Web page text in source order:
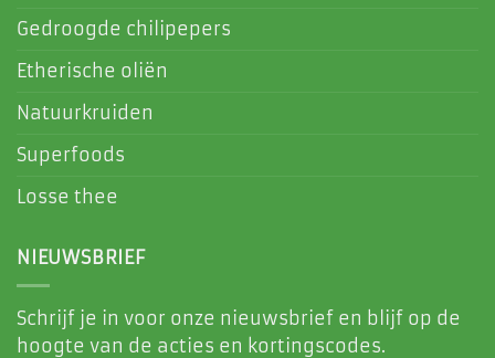
Gedroogde chilipepers
Etherische oliën
Natuurkruiden
Superfoods
Losse thee
NIEUWSBRIEF
Schrijf je in voor onze nieuwsbrief en blijf op de
hoogte van de acties en kortingscodes.